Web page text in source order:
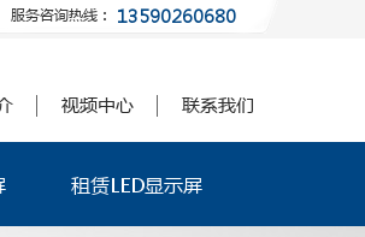
服务咨询热线： 13590260680
视频中心 联系我们
租赁LED显示屏